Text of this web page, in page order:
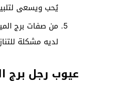
يُحب ويسعى
من صفات برج
لديه مشكلة
عيوب رجل برج